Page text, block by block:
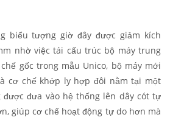
biểu tượng giờ đây được giảm kích
nhờ việc tái cấu trúc bộ máy trung
gốc trong mẫu Unico, bộ máy mới
cơ chế khớp ly hợp đôi nằm tại một
được đưa vào hệ thống lên dây cót tự
giúp cơ chế hoạt động tự do hơn mà